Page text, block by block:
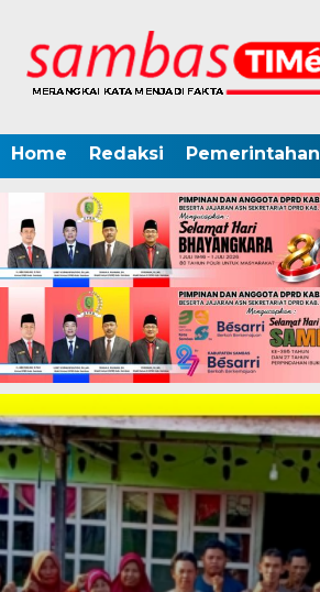
Home Redaksi Pemerintahan